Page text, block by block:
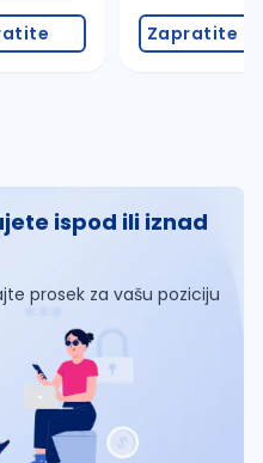
Zapratite
ispod ili iznad
prosek za vašu poziciju